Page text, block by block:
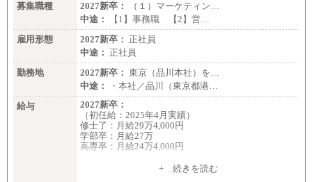
募集職種
2027新卒：
（１）マーケティン…
中途：
【1】事務職 【2】営…
雇用形態
2027新卒： 正社員
中途： 正社員
勤務地
2027新卒： 東京（品川本社）を…
中途：
・本社／品川（東京都港…
給与
2027新卒：
（初任給：2025年4月実績）
修士了：月給29万4,000円
学部卒：月給27万
高専卒：月給24万4,000円
+ 続きを読む